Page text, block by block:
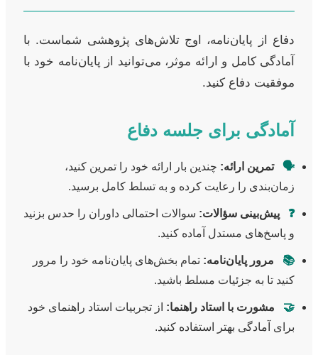
دفاع از پایان‌نامه، اوج تلاش‌های پژوهشی شماست. با
آمادگی کامل و ارائه موثر، می‌توانید از پایان‌نامه خود با
موفقیت دفاع کنید.
آمادگی برای جلسه دفاع
🗣️ تمرین ارائه: چندین بار ارائه خود را تمرین کنید،
زمان‌بندی را رعایت کرده و به تسلط کامل برسید.
❓ پیش‌بینی سؤالات: سوالات احتمالی داوران را حدس بزنید
و پاسخ‌های مستدل آماده کنید.
📚 مرور پایان‌نامه: تمام بخش‌های پایان‌نامه خود را مرور
کنید تا به جزئیات مسلط باشید.
🤝 مشورت با استاد راهنما: از تجربیات استاد راهنمای خود
برای آمادگی بهتر استفاده کنید.